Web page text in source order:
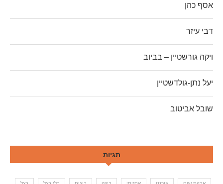
אסף כהן
דבי עיזר
ויקה גורשטיין – בביוב
יעל נתן-גולדשטיין
שובל אביטוב
תגיות